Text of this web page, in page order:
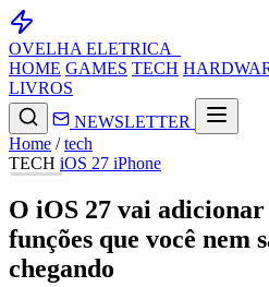
OVELHA ELETRICA_
HOME GAMES TECH
LIVROS
NEWSLETTER
Home / tech
TECH iOS 27 iPhone
O iOS 27 vai adicionar
funções que você nem
chegando